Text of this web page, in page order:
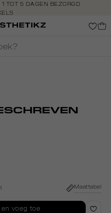
TOT 5 DAGEN BEZORGD
IN DE WINKEL
APPLE PAY &
Maattabel
voeg toe